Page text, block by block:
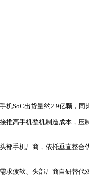
SoC出货量约2.9亿颗，
推高手机整机制造成本，
手机厂商，依托垂直整
疲软、头部厂商自研替